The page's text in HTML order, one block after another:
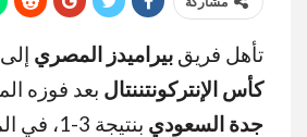
تأهل فريق بيراميدز المصري
كأس الإنتركونتننتال بعد فوزه
جدة السعودي
بنتيجة 3-